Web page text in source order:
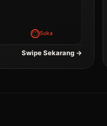
Suka
Swipe Sekarang →